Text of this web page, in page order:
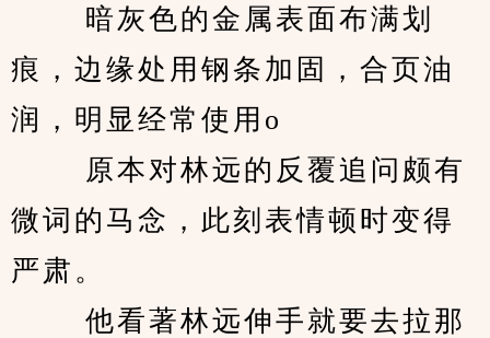
暗灰色的金属表面布满划
痕，边缘处用钢条加固，合页油
润，明显经常使用o
原本对林远的反覆追问颇有
微词的马念，此刻表情顿时变得
严肃。
他看著林远伸手就要去拉那